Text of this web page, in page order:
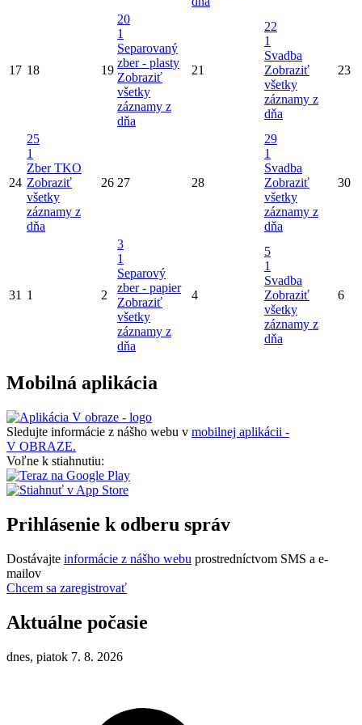
17 18 19
20
1
Separovaný
zber - plasty
Zobraziť
všetky
záznamy z
dňa
21
22
1
Svadba
Zobraziť
všetky
záznamy z
dňa
23
24
25
1
Zber TKO
Zobraziť
všetky
záznamy z
dňa
26 27 28
29
1
Svadba
Zobraziť
všetky
záznamy z
dňa
30
31 1 2
3
1
Separový
zber - papier
Zobraziť
všetky
záznamy z
dňa
4
5
1
Svadba
Zobraziť
všetky
záznamy z
dňa
6
Mobilná aplikácia
Sledujte informácie z nášho webu v mobilnej aplikácii -
V OBRAZE.
Voľne k stiahnutiu:
Prihlásenie k odberu správ
Dostávajte informácie z nášho webu prostredníctvom SMS a e-
mailov
Chcem sa zaregistrovať
Aktuálne počasie
dnes, piatok 7. 8. 2026